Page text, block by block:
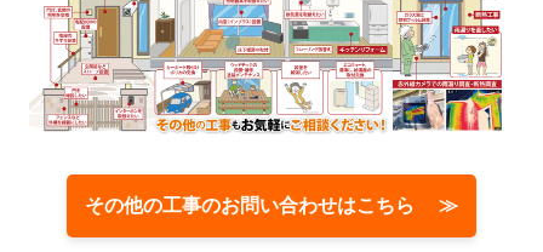
その他の工事のお問い合わせはこちら ≫